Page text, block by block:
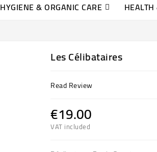
HYGIENE & ORGANIC CARE
Les Célibataires
Read Review
€19.00
VAT included